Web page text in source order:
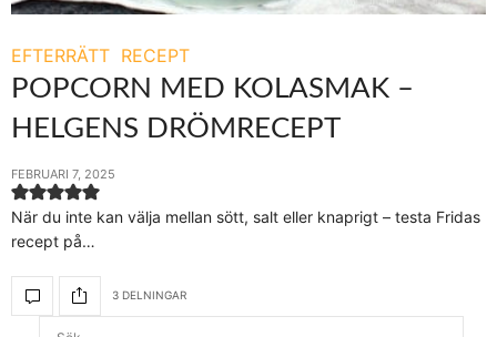
EFTERRÄTT RECEPT
POPCORN MED KOLASMAK –
HELGENS DRÖMRECEPT
FEBRUARI 7, 2025
När du inte kan välja mellan sött, salt eller knaprigt – testa Fridas
recept på…
3 DELNINGAR